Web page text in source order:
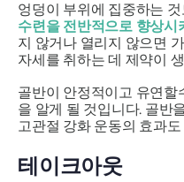
엉덩이 부위에 집중하는
수련을 전반적으로 향상시
지 않거나 열리지 않으면
자세를 취하는 데 제약이
골반이 안정적이고 유연할
을 알게 될 것입니다. 골반
고관절 강화 운동의 효과
테이크아웃